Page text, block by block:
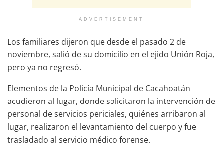
ADVERTISEMENT
Los familiares dijeron que desde el pasado 2 de
noviembre, salió de su domicilio en el ejido Unión Roja,
pero ya no regresó.
Elementos de la Policía Municipal de Cacahoatán
acudieron al lugar, donde solicitaron la intervención de
personal de servicios periciales, quiénes arribaron al
lugar, realizaron el levantamiento del cuerpo y fue
trasladado al servicio médico forense.